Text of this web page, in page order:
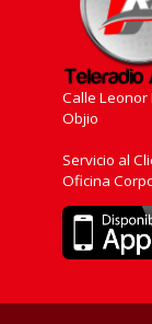
Calle Leonor
Objio
Servicio al
Oficina